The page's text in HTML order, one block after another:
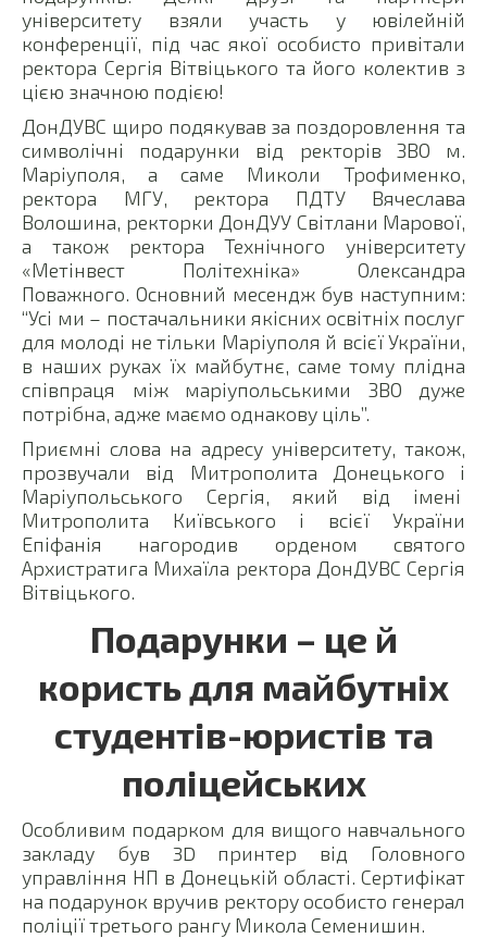
університету взяли участь у ювілейній
конференції, під час якої особисто привітали
ректора Сергія Вітвіцького та його колектив з
цією значною подією!
ДонДУВС щиро подякував за поздоровлення та
символічні подарунки від ректорів ЗВО м.
Маріуполя, а саме Миколи Трофименко,
ректора МГУ, ректора ПДТУ Вячеслава
Волошина, ректорки ДонДУУ Світлани Марової,
а також ректора Технічного університету
«Метінвест Політехніка» Олександра
Поважного. Основний месендж був наступним:
“Усі ми – постачальники якісних освітніх послуг
для молоді не тільки Маріуполя й всієї України,
в наших руках їх майбутнє, саме тому плідна
співпраця між маріупольськими ЗВО дуже
потрібна, адже маємо однакову ціль”.
Приємні слова на адресу університету, також,
прозвучали від Митрополита Донецького і
Маріупольського Сергія, який від імені
Митрополита Київського і всієї України
Епіфанія нагородив орденом святого
Архистратига Михаїла ректора ДонДУВС Сергія
Вітвіцького.
Подарунки – це й
користь для майбутніх
студентів-юристів та
поліцейських
Особливим подарком для вищого навчального
закладу був 3D принтер від Головного
управління НП в Донецькій області. Сертифікат
на подарунок вручив ректору особисто генерал
поліції третього рангу Микола Семенишин.